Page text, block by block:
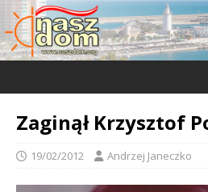
Zaginął Krzysztof
19/02/2012 Andrzej Janeczko